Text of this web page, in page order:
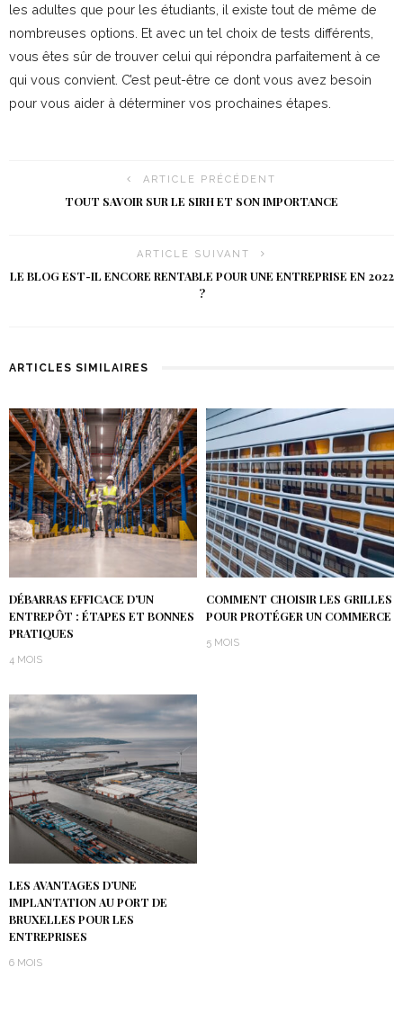
les adultes que pour les étudiants, il existe tout de même de
nombreuses options. Et avec un tel choix de tests différents,
vous êtes sûr de trouver celui qui répondra parfaitement à ce
qui vous convient. C’est peut-être ce dont vous avez besoin
pour vous aider à déterminer vos prochaines étapes.
ARTICLE PRÉCÉDENT
TOUT SAVOIR SUR LE SIRH ET SON IMPORTANCE
ARTICLE SUIVANT
LE BLOG EST-IL ENCORE RENTABLE POUR UNE ENTREPRISE EN 2022
?
ARTICLES SIMILAIRES
DÉBARRAS EFFICACE D’UN
ENTREPÔT : ÉTAPES ET BONNES
PRATIQUES
4 MOIS
COMMENT CHOISIR LES GRILLES
POUR PROTÉGER UN COMMERCE
5 MOIS
LES AVANTAGES D’UNE
IMPLANTATION AU PORT DE
BRUXELLES POUR LES
ENTREPRISES
6 MOIS